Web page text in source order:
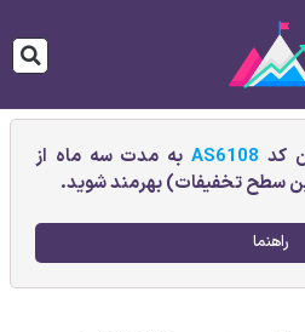
کد AS6108به مدت سه ماه از
سطح تخفیفات) بهرمند شوید.
راهنما